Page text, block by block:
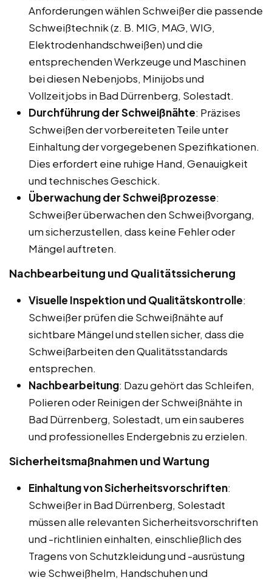
Anforderungen wählen Schweißer die passende
Schweißtechnik (z. B. MIG, MAG, WIG,
Elektrodenhandschweißen) und die
entsprechenden Werkzeuge und Maschinen
bei diesen Nebenjobs, Minijobs und
Vollzeitjobs in Bad Dürrenberg, Solestadt.
Durchführung der Schweißnähte: Präzises
Schweißen der vorbereiteten Teile unter
Einhaltung der vorgegebenen Spezifikationen.
Dies erfordert eine ruhige Hand, Genauigkeit
und technisches Geschick.
Überwachung der Schweißprozesse:
Schweißer überwachen den Schweißvorgang,
um sicherzustellen, dass keine Fehler oder
Mängel auftreten.
Nachbearbeitung und Qualitätssicherung
Visuelle Inspektion und Qualitätskontrolle:
Schweißer prüfen die Schweißnähte auf
sichtbare Mängel und stellen sicher, dass die
Schweißarbeiten den Qualitätsstandards
entsprechen.
Nachbearbeitung: Dazu gehört das Schleifen,
Polieren oder Reinigen der Schweißnähte in
Bad Dürrenberg, Solestadt, um ein sauberes
und professionelles Endergebnis zu erzielen.
Sicherheitsmaßnahmen und Wartung
Einhaltung von Sicherheitsvorschriften:
Schweißer in Bad Dürrenberg, Solestadt
müssen alle relevanten Sicherheitsvorschriften
und -richtlinien einhalten, einschließlich des
Tragens von Schutzkleidung und -ausrüstung
wie Schweißhelm, Handschuhen und